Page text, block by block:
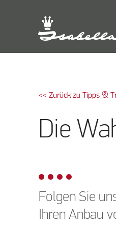
<< Zurück zu Tipps &
Die
Folgen Sie
Ihren Anbau